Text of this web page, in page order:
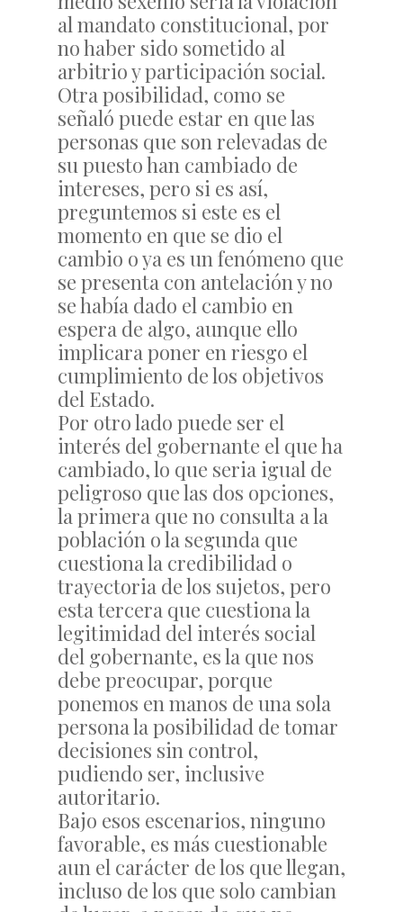
al mandato constitucional, por
no haber sido sometido al
arbitrio y participación social.
Otra posibilidad, como se
señaló puede estar en que las
personas que son relevadas de
su puesto han cambiado de
intereses, pero si es así,
preguntemos si este es el
momento en que se dio el
cambio o ya es un fenómeno que
se presenta con antelación y no
se había dado el cambio en
espera de algo, aunque ello
implicara poner en riesgo el
cumplimiento de los objetivos
del Estado.
Por otro lado puede ser el
interés del gobernante el que ha
cambiado, lo que seria igual de
peligroso que las dos opciones,
la primera que no consulta a la
población o la segunda que
cuestiona la credibilidad o
trayectoria de los sujetos, pero
esta tercera que cuestiona la
legitimidad del interés social
del gobernante, es la que nos
debe preocupar, porque
ponemos en manos de una sola
persona la posibilidad de tomar
decisiones sin control,
pudiendo ser, inclusive
autoritario.
Bajo esos escenarios, ninguno
favorable, es más cuestionable
aun el carácter de los que llegan,
incluso de los que solo cambian